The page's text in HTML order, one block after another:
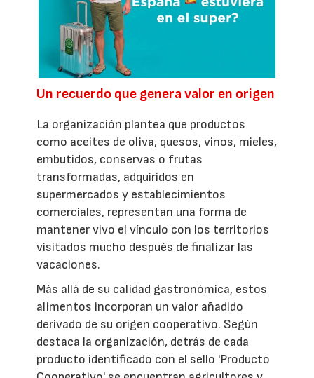
Un recuerdo que genera valor en origen
La organización plantea que productos
como aceites de oliva, quesos, vinos, mieles,
embutidos, conservas o frutas
transformadas, adquiridos en
supermercados y establecimientos
comerciales, representan una forma de
mantener vivo el vínculo con los territorios
visitados mucho después de finalizar las
vacaciones.
Más allá de su calidad gastronómica, estos
alimentos incorporan un valor añadido
derivado de su origen cooperativo. Según
destaca la organización, detrás de cada
producto identificado con el sello 'Producto